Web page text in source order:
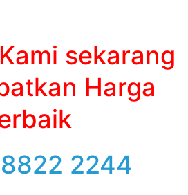
sekarang
Harga
2244